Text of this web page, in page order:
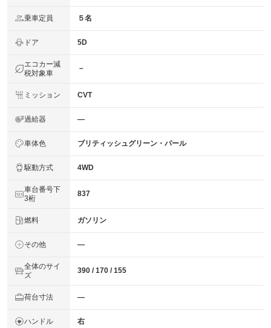
乗車定員 ５名
ドア 5D
エコカー減
税対象車
－
ミッション CVT
過給器 ―
車体色 ブリティッシュグリーン・パール
駆動方式 4WD
車台番号下
3桁
837
燃料 ガソリン
その他 ―
全体のサイ
ズ
390 / 170 / 155
荷台寸法 ―
ハンドル 右